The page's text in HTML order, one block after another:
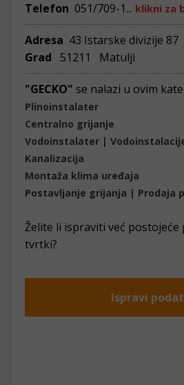
Telefon 051/709-1... klikni za
Adresa 43 Istarske divizije 87
Grad
51211 Matulji
"GECKO" se nalazi u ovim
Plinoinstalater
Centralno grijanje
Vodoinstalater |
Kanalizacija
Montaža klima uređaja
Postavljanje grijanja | Prodaja
Želite li ispraviti već
tvrtki?
Ispravi